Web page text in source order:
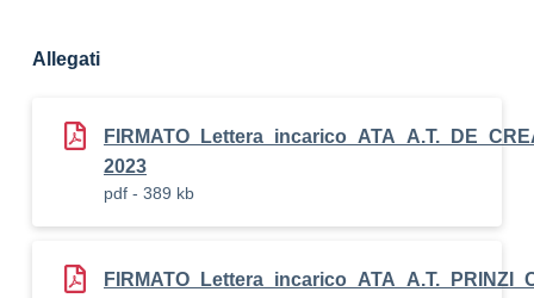
Allegati
2023
pdf - 389 kb